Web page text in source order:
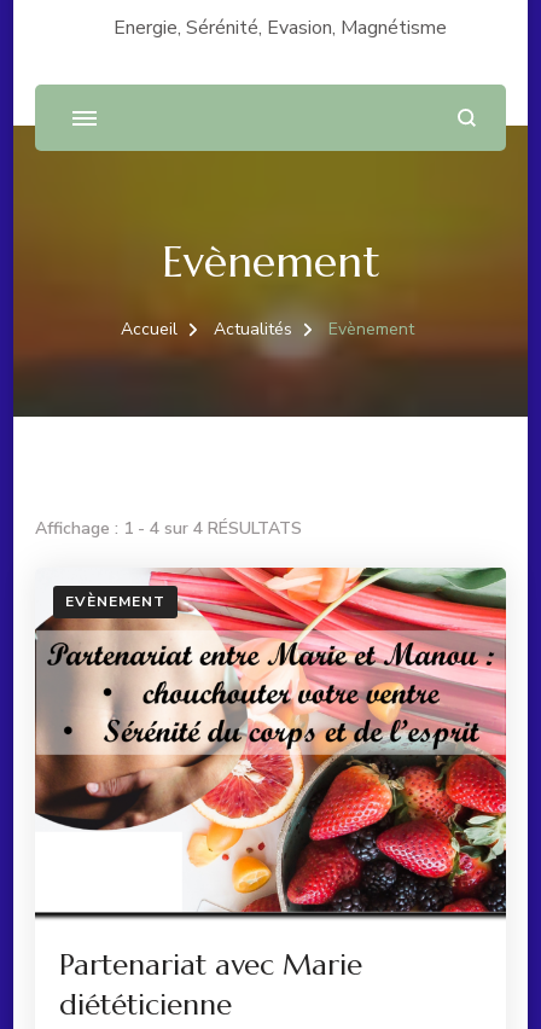
Energie, Sérénité, Evasion, Magnétisme
Evènement
Accueil Actualités Evènement
Affichage : 1 - 4 sur 4 RÉSULTATS
EVÈNEMENT
Partenariat avec Marie
diététicienne